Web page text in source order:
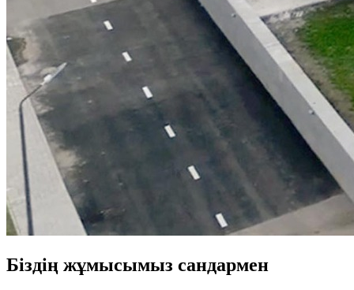
Біздің жұмысымыз сандармен